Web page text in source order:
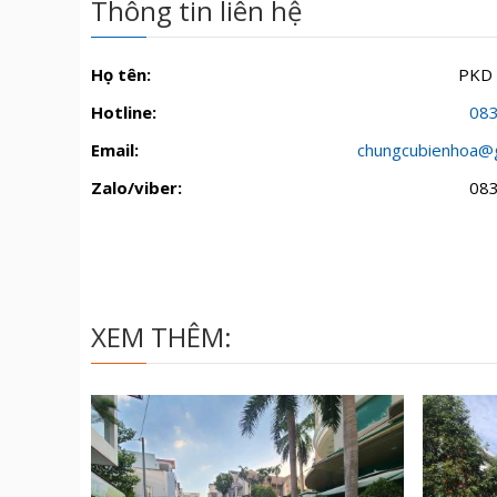
Thông tin liên hệ
Họ tên:
Hotline:
Email:
Zalo/viber:
XEM THÊM: